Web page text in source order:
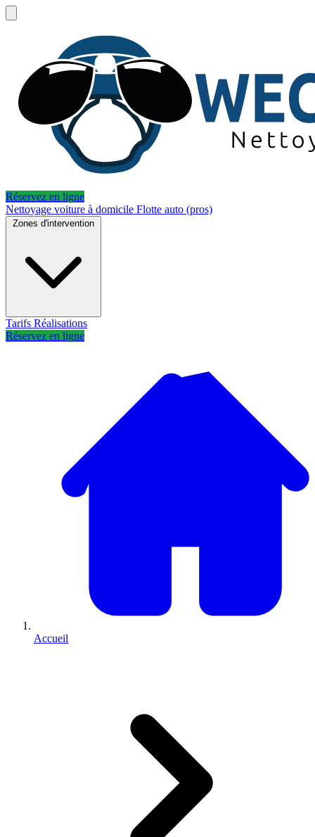
Réservez en ligne
Nettoyage voiture à domicile Flotte auto (pros)
Zones d'intervention
Tarifs Réalisations
Réservez en ligne
Accueil